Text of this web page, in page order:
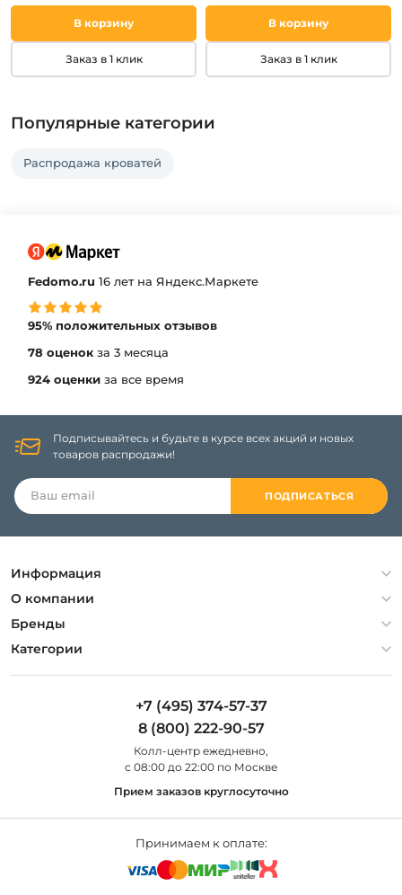
В корзину
Заказ в 1 клик
В корзину
Заказ в 1 клик
Популярные категории
Распродажа кроватей
Fedomo.ru 16 лет на Яндекс.Маркете
95% положительных отзывов
78 оценок за 3 месяца
924 оценки за все время
Подписывайтесь и будьте в курсе всех акций и новых
товаров распродажи!
ПОДПИСАТЬСЯ
Информация
Политика конфиденциальности
Гарантия
Оплата и доставка
О компании
О компании
Контакты
Бренды
Artelamp
Категории
Люстры
Уличные светильники
+7 (495) 374-57-37
8 (800) 222-90-57
Колл-центр eжедневно,
с 08:00 до 22:00 по Москве
Прием заказов круглосуточно
Принимаем к оплате: